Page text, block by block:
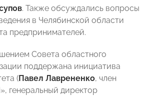
. Также обсуждались вопросы
в Челябинской области
предпринимателей.
Совета областного
поддержана инициатива
(Павел Лаврененко, член
директор